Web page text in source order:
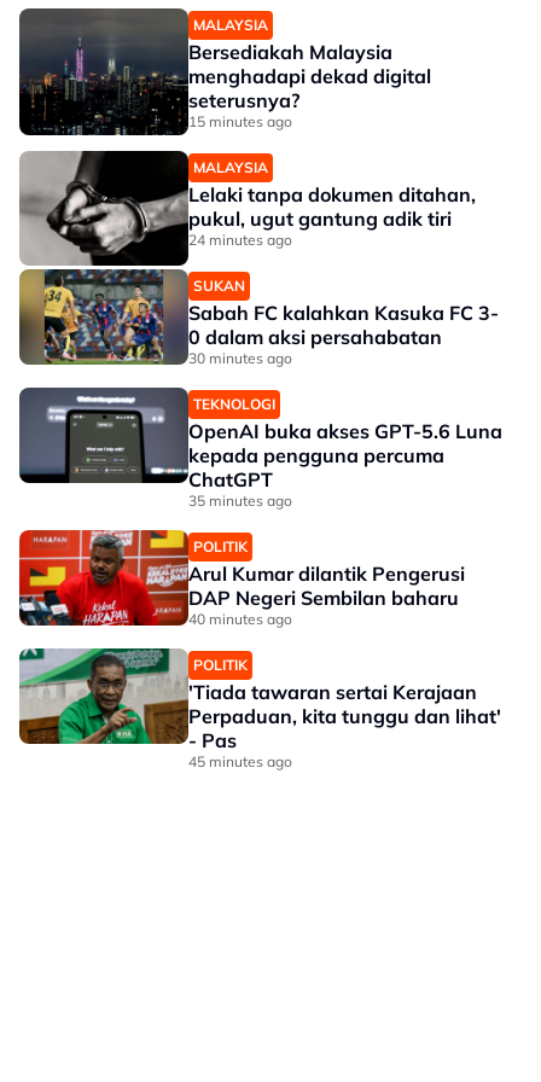
MALAYSIA
Bersediakah Malaysia
menghadapi dekad digital
seterusnya?
15 minutes ago
MALAYSIA
Lelaki tanpa dokumen ditahan,
pukul, ugut gantung adik tiri
24 minutes ago
SUKAN
Sabah FC kalahkan Kasuka FC 3-
0 dalam aksi persahabatan
30 minutes ago
TEKNOLOGI
OpenAI buka akses GPT-5.6 Luna
kepada pengguna percuma
ChatGPT
35 minutes ago
POLITIK
Arul Kumar dilantik Pengerusi
DAP Negeri Sembilan baharu
40 minutes ago
POLITIK
'Tiada tawaran sertai Kerajaan
Perpaduan, kita tunggu dan lihat'
- Pas
45 minutes ago